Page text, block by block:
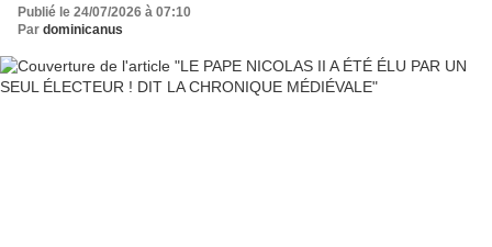
Publié le 24/07/2026 à 07:10
Par dominicanus